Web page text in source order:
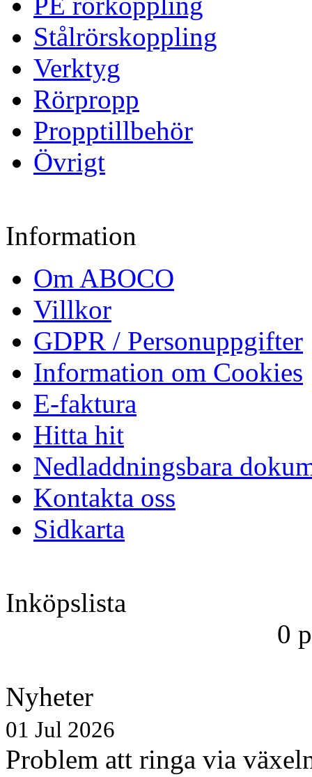
Stålrörskoppling
Verktyg
Rörpropp
Propptillbehör
Övrigt
Information
Om ABOCO
Villkor
GDPR / Personuppgifter
Information om Cookies
E-faktura
Hitta hit
Nedladdningsbara
Kontakta oss
Sidkarta
Inköpslista
0
Nyheter
01 Jul 2026
Problem att ringa via